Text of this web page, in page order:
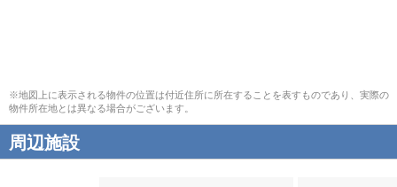
※地図上に表示される物件の位置は付近住所に所在することを表すものであり、実際の
物件所在地とは異なる場合がございます。
周辺施設